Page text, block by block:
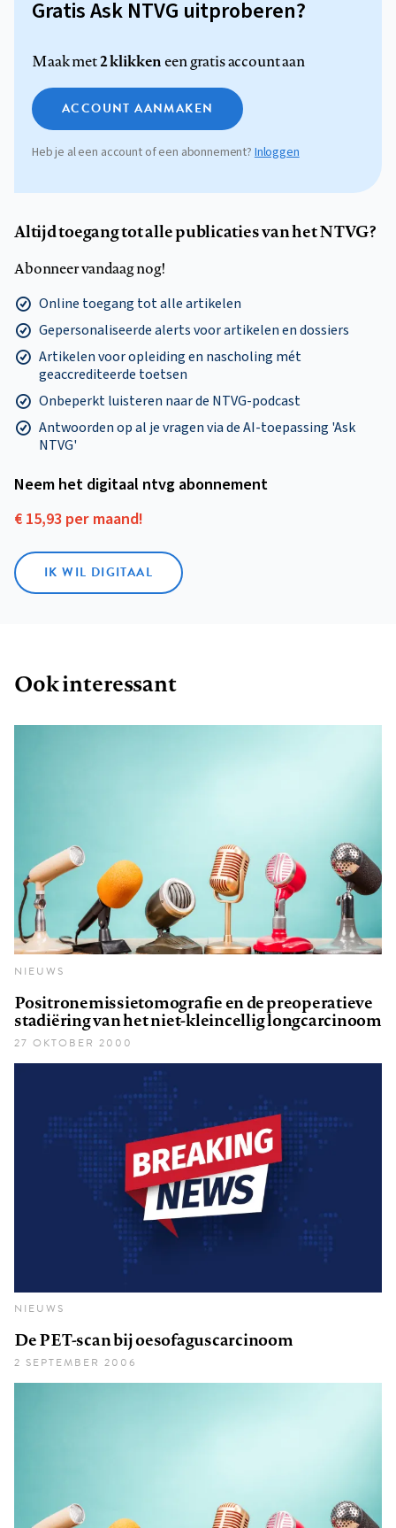
Gratis Ask NTVG uitproberen?
Maak met2 klikkeneen gratis account aan
ACCOUNT AANMAKEN
Heb je al een account of een abonnement? Inloggen
Altijd toegang tot alle publicaties van het NTVG?
Abonneer vandaag nog!
Online toegang tot alle artikelen
Gepersonaliseerde alerts voor artikelen en dossiers
Artikelen voor opleiding en nascholing mét
geaccrediteerde toetsen
Onbeperkt luisteren naar de NTVG-podcast
Antwoorden op al je vragen via de AI-toepassing 'Ask
NTVG'
Neem het digitaal ntvg abonnement
€ 15,93 per maand!
IK WIL DIGITAAL
Ook interessant
NIEUWS
Positronemissietomografie en de preoperatieve
stadiëring van het niet-kleincellig longcarcinoom
27 OKTOBER 2000
NIEUWS
De PET-scan bij oesofaguscarcinoom
2 SEPTEMBER 2006